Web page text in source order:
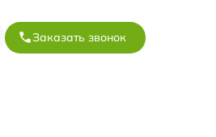
Заказать звонок